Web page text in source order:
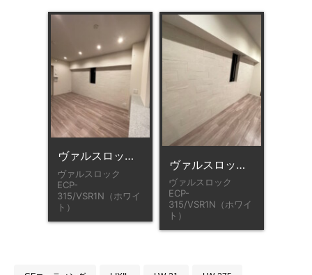
ヴァルスロック ECP-315/VSR1N（ホワイト）
ヴァルスロック
ECP-
315/VSR1N（ホワイ
ト）
ヴァルスロック ECP-315/VSR1N（ホワイト）
ヴァルスロック
ECP-
315/VSR1N（ホワイ
ト）